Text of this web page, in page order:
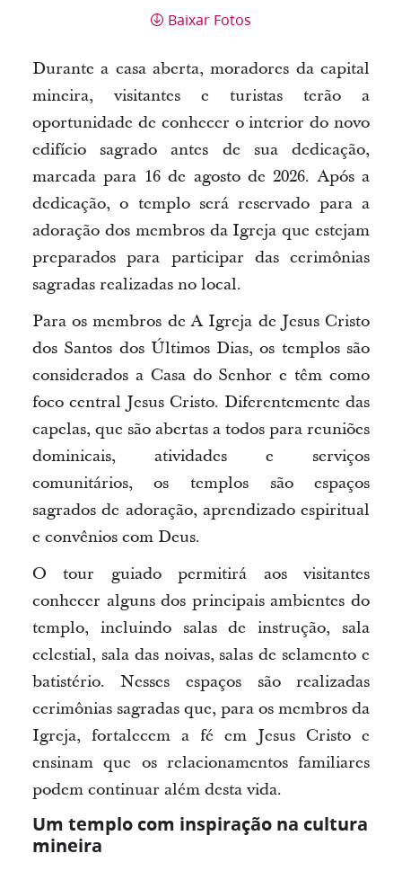
Baixar Fotos
Durante a casa aberta, moradores da capital
mineira, visitantes e turistas terão a
oportunidade de conhecer o interior do novo
edifício sagrado antes de sua dedicação,
marcada para 16 de agosto de 2026. Após a
dedicação, o templo será reservado para a
adoração dos membros da Igreja que estejam
preparados para participar das cerimônias
sagradas realizadas no local.
Para os membros de A Igreja de Jesus Cristo
dos Santos dos Últimos Dias, os templos são
considerados a Casa do Senhor e têm como
foco central Jesus Cristo. Diferentemente das
capelas, que são abertas a todos para reuniões
dominicais, atividades e serviços
comunitários, os templos são espaços
sagrados de adoração, aprendizado espiritual
e convênios com Deus.
O tour guiado permitirá aos visitantes
conhecer alguns dos principais ambientes do
templo, incluindo salas de instrução, sala
celestial, sala das noivas, salas de selamento e
batistério. Nesses espaços são realizadas
cerimônias sagradas que, para os membros da
Igreja, fortalecem a fé em Jesus Cristo e
ensinam que os relacionamentos familiares
podem continuar além desta vida.
Um templo com inspiração na cultura
mineira